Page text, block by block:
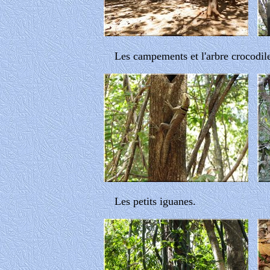
Les campements et l'arbre
Les petits iguanes.